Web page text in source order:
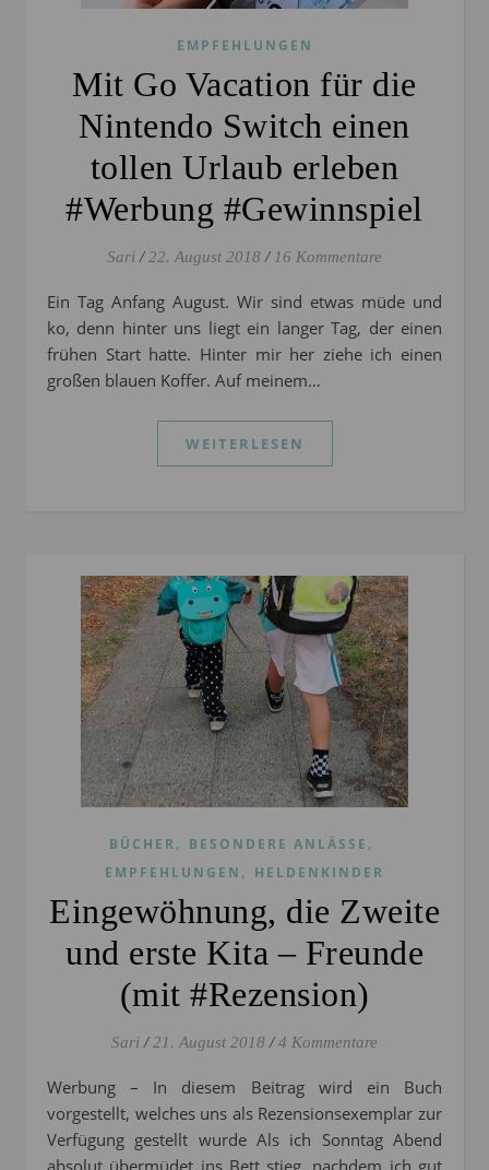
EMPFEHLUNGEN
Mit Go Vacation für die
Nintendo Switch einen
tollen Urlaub erleben
#Werbung #Gewinnspiel
Sari / 22. August 2018 / 16 Kommentare
Ein Tag Anfang August. Wir sind etwas müde und
ko, denn hinter uns liegt ein langer Tag, der einen
frühen Start hatte. Hinter mir her ziehe ich einen
großen blauen Koffer. Auf meinem…
WEITERLESEN
BÜCHER, BESONDERE ANLÄSSE ,
EMPFEHLUNGEN , HELDENKINDER
Eingewöhnung, die Zweite
und erste Kita – Freunde
(mit #Rezension)
Sari / 21. August 2018 / 4 Kommentare
Werbung – In diesem Beitrag wird ein Buch
vorgestellt, welches uns als Rezensionsexemplar zur
Verfügung gestellt wurde Als ich Sonntag Abend